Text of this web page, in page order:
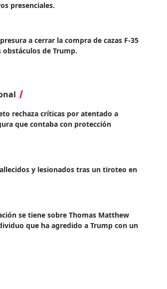
presenciales.
a cerrar la compra de cazas F-35
obstáculos de Trump.
rechaza críticas por atentado a
que contaba con protección
y lesionados tras un tiroteo en
se tiene sobre Thomas Matthew
que ha agredido a Trump con un